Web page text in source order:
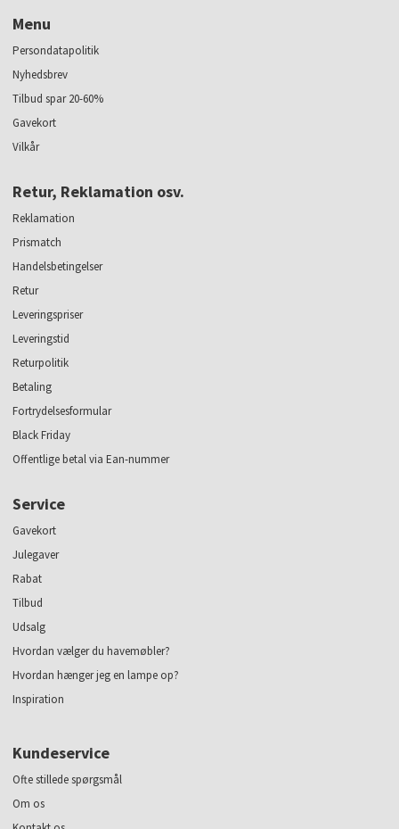
Menu
Persondatapolitik
Nyhedsbrev
Tilbud spar 20-60%
Gavekort
Vilkår
Retur, Reklamation osv.
Reklamation
Prismatch
Handelsbetingelser
Retur
Leveringspriser
Leveringstid
Returpolitik
Betaling
Fortrydelsesformular
Black Friday
Offentlige betal via Ean-nummer
Service
Gavekort
Julegaver
Rabat
Tilbud
Udsalg
Hvordan vælger du havemøbler?
Hvordan hænger jeg en lampe op?
Inspiration
Kundeservice
Ofte stillede spørgsmål
Om os